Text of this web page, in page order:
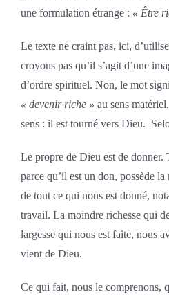
une formulation étrange : « Être
Le texte ne craint pas, ici,
croyons pas qu’il s’agit d’une
d’ordre spirituel. Non, le mot
« devenir riche » au sens
sens : il est tourné vers Dieu.
Le propre de Dieu est de donner.
parce qu’il est un don, possède
de tout ce qui nous est donné,
travail. La moindre richesse qui
largesse qui nous est faite, nous
vient de Dieu.
Ce qui fait, nous le comprenons,